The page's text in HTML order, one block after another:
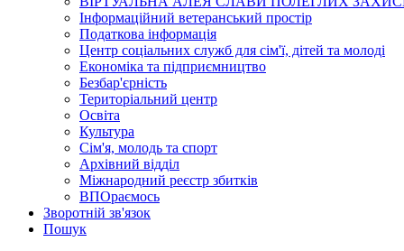
Інформаційний ветеранський простір
Податкова інформація
Центр соціальних служб для сім'ї, дітей та молоді
Економіка та підприємництво
Безбар'єрність
Територіальний центр
Освіта
Культура
Сім'я, молодь та спорт
Архівний відділ
Міжнародний реєстр збитків
ВПОраємось
Зворотній зв'язок
Пошук